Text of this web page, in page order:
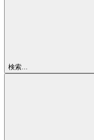
検索...